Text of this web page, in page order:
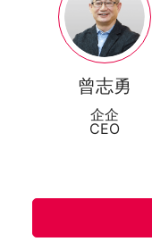
曾志勇
企企
CEO